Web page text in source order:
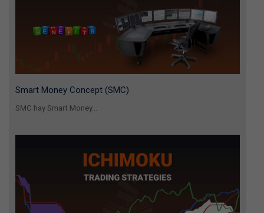
Smart Money Concept (SMC)
SMC hay Smart Money...